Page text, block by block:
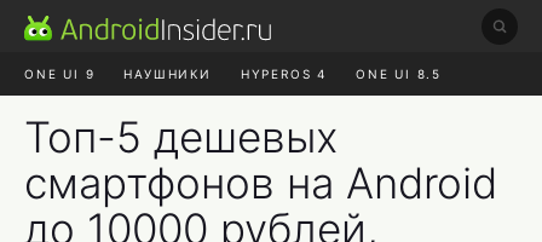
ONE UI 9 НАУШНИКИ HYPEROS 4 ONE UI 8.5
Топ-5 дешевых
смартфонов на Android
до 10000 рублей,